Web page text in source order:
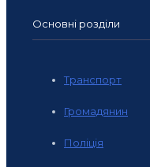
Основні розділи
Транспорт
Громадянин
Поліція